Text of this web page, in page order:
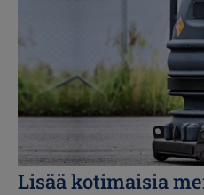
Lisää kotimaisia